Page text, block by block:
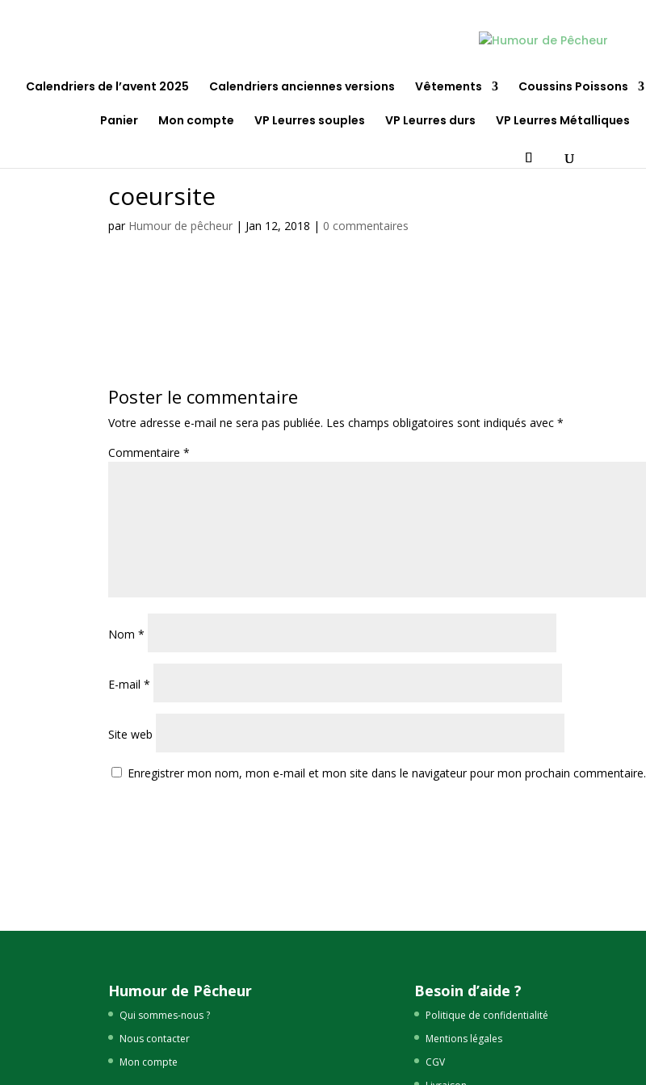
Calendriers de l’avent 2025 Calendriers anciennes versions Vêtements Coussins Poissons
Panier Mon compte VP Leurres souples VP Leurres durs VP Leurres Métalliques
coeursite
par Humour de pêcheur | Jan 12, 2018 | 0 commentaires
Poster le commentaire
Votre adresse e-mail ne sera pas publiée. Les champs obligatoires sont indiqués avec*
Commentaire*
Nom*
E-mail*
Site web
Enregistrer mon nom, mon e-mail et mon site dans le navigateur pour mon prochain commentaire.
Humour de Pêcheur
Qui sommes-nous ?
Nous contacter
Mon compte
Besoin d’aide ?
Politique de confidentialité
Mentions légales
CGV